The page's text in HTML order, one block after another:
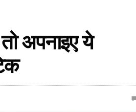
अपनाइए ये